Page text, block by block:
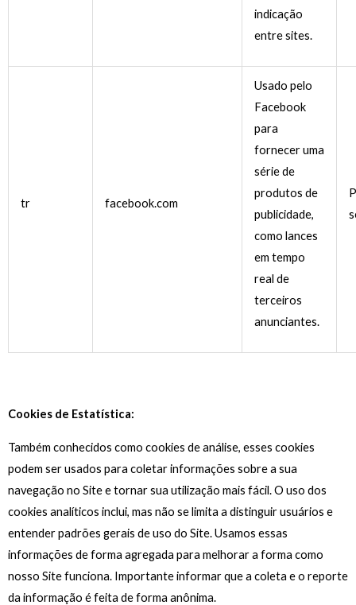
indicação
entre sites.
tr facebook.com
Usado pelo
Facebook
para
fornecer uma
série de
produtos de
publicidade,
como lances
em tempo
real de
terceiros
anunciantes.
Cookies de Estatística:
Também conhecidos como cookies de análise, esses cookies
podem ser usados para coletar informações sobre a sua
navegação no Site e tornar sua utilização mais fácil. O uso dos
cookies analíticos inclui, mas não se limita a distinguir usuários e
entender padrões gerais de uso do Site. Usamos essas
informações de forma agregada para melhorar a forma como
nosso Site funciona. Importante informar que a coleta e o reporte
da informação é feita de forma anônima.